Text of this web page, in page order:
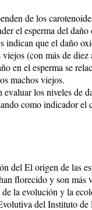
de los
el esperma del
indican que el daño
(con más de diez
en el esperma se
machos viejos.
los niveles de
como indicador el
del El origen de las
florecido y son más
la evolución y la
del Instituto de